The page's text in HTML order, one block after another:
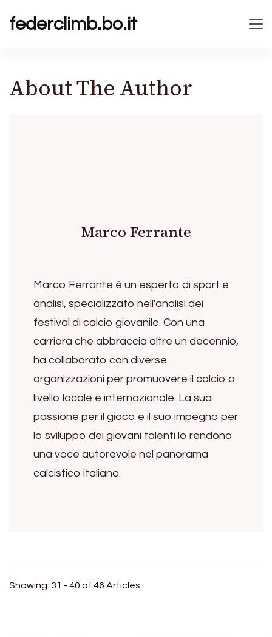
federclimb.bo.it
About The Author
Marco Ferrante
Marco Ferrante è un esperto di sport e
analisi, specializzato nell'analisi dei
festival di calcio giovanile. Con una
carriera che abbraccia oltre un decennio,
ha collaborato con diverse
organizzazioni per promuovere il calcio a
livello locale e internazionale. La sua
passione per il gioco e il suo impegno per
lo sviluppo dei giovani talenti lo rendono
una voce autorevole nel panorama
calcistico italiano.
Showing: 31 - 40 of 46 Articles